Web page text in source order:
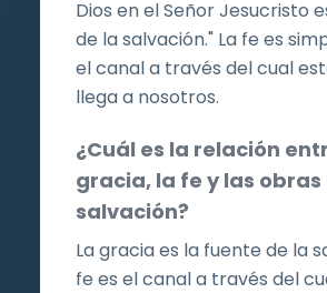
Dios en el Señor Jesucristo
de la salvación." La fe es
el canal a través del cual
llega a nosotros.
¿Cuál es la relación
gracia, la fe y las obras
salvación?
La gracia es la fuente de la
fe es el canal a través del